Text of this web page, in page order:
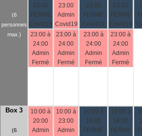
(6
personnes
max.)
23:00
FERME
Covid19
23:00 à
24:00
Admin
Fermé
23:00
Admin
Covid19
23:00 à
24:00
Admin
Fermé
23:00
FERME
Covid19
23:00 à
24:00
Admin
Fermé
23:00
FERME
Covid19
23:00 à
24:00
Admin
Fermé
Box 3
(6
10:00 à
20:00
Admin
10:00 à
23:00
Admin
10:00 à
19:00
FERME
10:00 à
18:00
FERME